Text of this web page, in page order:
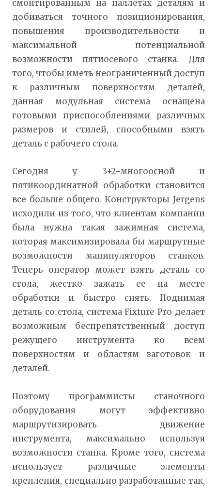
смонтированным на паллетах деталям и
добиваться точного позиционирования,
повышения производительности и
максимальной потенциальной
возможности пятиосевого станка. Для
того, чтобы иметь неограниченный доступ
к различным поверхностям деталей,
данная модульная система оснащена
готовыми приспособлениями различных
размеров и стилей, способными взять
деталь с рабочего стола.
Сегодня у 3+2-многоосной и
пятикоординатной обработки становится
все больше общего. Конструкторы Jergens
исходили из того, что клиентам компании
была нужна такая зажимная система,
которая максимизировала бы маршрутные
возможности манипуляторов станков.
Теперь оператор может взять деталь со
стола, жестко зажать ее на месте
обработки и быстро снять. Поднимая
деталь со стола, система Fixture Pro делает
возможным беспрепятственный доступ
режущего инструмента ко всем
поверхностям и областям заготовок и
деталей.
Поэтому программисты станочного
оборудования могут эффективно
маршрутизировать движение
инструмента, максимально используя
возможности станка. Кроме того, система
использует различные элементы
крепления, специально разработанные так,